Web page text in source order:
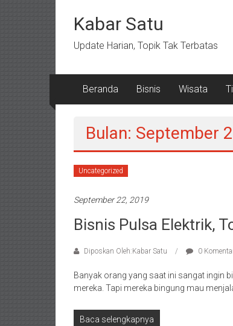
kontenKabar Satu
Update Harian, Topik Tak Terbatas
Beranda Bisnis Wisata
Bulan: September
Uncategorized
September 22, 2019
Bisnis Pulsa Elektrik,
Diposkan Oleh:Kabar Satu 0
Banyak orang yang saat ini sangat ingin
mereka. Tapi mereka bingung mau
Baca selengkapnya